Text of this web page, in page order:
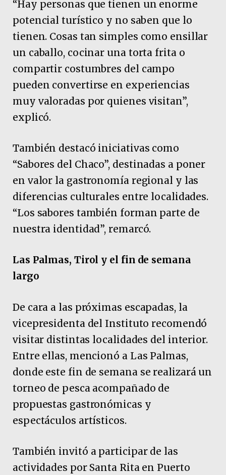
“Hay personas que tienen un enorme
potencial turístico y no saben que lo
tienen. Cosas tan simples como ensillar
un caballo, cocinar una torta frita o
compartir costumbres del campo
pueden convertirse en experiencias
muy valoradas por quienes visitan”,
explicó.
También destacó iniciativas como
“Sabores del Chaco”, destinadas a poner
en valor la gastronomía regional y las
diferencias culturales entre localidades.
“Los sabores también forman parte de
nuestra identidad”, remarcó.
Las Palmas, Tirol y el fin de semana
largo
De cara a las próximas escapadas, la
vicepresidenta del Instituto recomendó
visitar distintas localidades del interior.
Entre ellas, mencionó a Las Palmas,
donde este fin de semana se realizará un
torneo de pesca acompañado de
propuestas gastronómicas y
espectáculos artísticos.
También invitó a participar de las
actividades por Santa Rita en Puerto